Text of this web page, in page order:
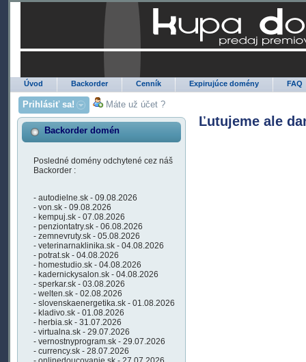
Úvod Backorder Cenník Expirujúce domény FAQ
Prihlásiť sa! Máte už účet ?
Backorder domén
Posledné domény odchytené cez náš
Backorder :
- autodielne.sk - 09.08.2026
- von.sk - 09.08.2026
- kempuj.sk - 07.08.2026
- penziontatry.sk - 06.08.2026
- zemnevruty.sk - 05.08.2026
- veterinarnaklinika.sk - 04.08.2026
- potrat.sk - 04.08.2026
- homestudio.sk - 04.08.2026
- kadernickysalon.sk - 04.08.2026
- sperkar.sk - 03.08.2026
- welten.sk - 02.08.2026
- slovenskaenergetika.sk - 01.08.2026
- kladivo.sk - 01.08.2026
- herbia.sk - 31.07.2026
- virtualna.sk - 29.07.2026
- vernostnyprogram.sk - 29.07.2026
- currency.sk - 28.07.2026
Ľutujeme ale